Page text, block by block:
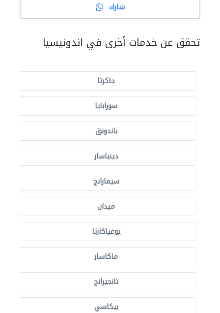
شارك
تحقق عن خدمات أخرى في اندونيسيا
جاكرتا
سورابايا
باندونق
دينباسار
سيمارانج
ميدان
يوغياكارتا
ماكاسار
تانجيرانج
بيكاسي